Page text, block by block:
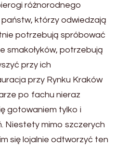
różnorodnego
państw, którzy odwiedzają
potrzebują spróbować
smakołyków, potrzebują
przy ich
przy Rynku Kraków
po fachu nieraz
gotowaniem tylko i
Niestety mimo szczerych
się lojalnie odtworzyć ten